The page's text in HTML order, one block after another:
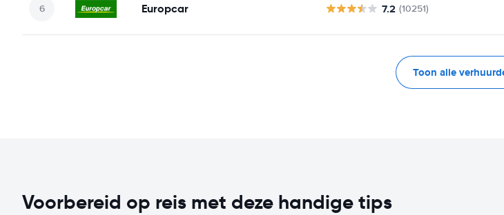
Europcar 7.2 (10251)
Toon alle
Voorbereid op reis met deze handige tips